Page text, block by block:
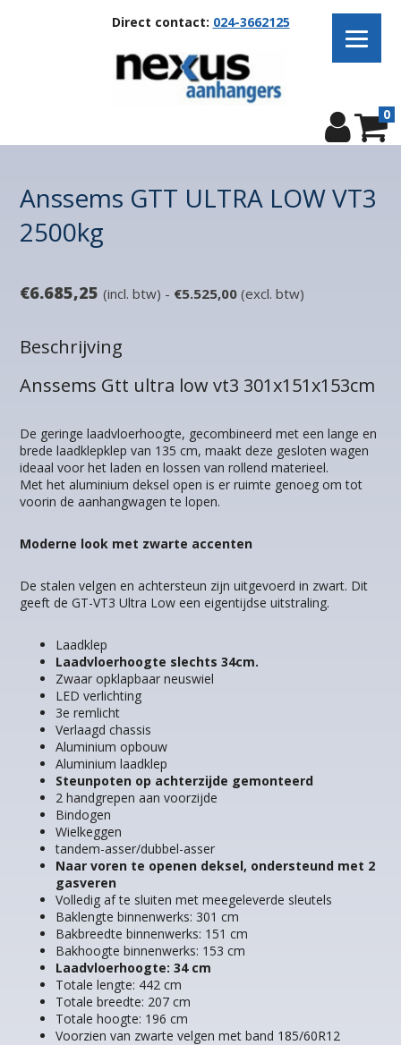
Direct contact: 024-3662125
0
Anssems GTT ULTRA LOW VT3
2500kg
€6.685,25 (incl. btw) - €5.525,00 (excl. btw)
Beschrijving
Anssems Gtt ultra low vt3 301x151x153cm
De geringe laadvloerhoogte, gecombineerd met een lange en
brede laadklepklep van 135 cm, maakt deze gesloten wagen
ideaal voor het laden en lossen van rollend materieel.
Met het aluminium deksel open is er ruimte genoeg om tot
voorin de aanhangwagen te lopen.
Moderne look met zwarte accenten
De stalen velgen en achtersteun zijn uitgevoerd in zwart. Dit
geeft de GT-VT3 Ultra Low een eigentijdse uitstraling.
Laadklep
Laadvloerhoogte slechts 34cm.
Zwaar opklapbaar neuswiel
LED verlichting
3e remlicht
Verlaagd chassis
Aluminium opbouw
Aluminium laadklep
Steunpoten op achterzijde gemonteerd
2 handgrepen aan voorzijde
Bindogen
Wielkeggen
tandem-asser/dubbel-asser
Naar voren te openen deksel, ondersteund met 2
gasveren
Volledig af te sluiten met meegeleverde sleutels
Baklengte binnenwerks: 301 cm
Bakbreedte binnenwerks: 151 cm
Bakhoogte binnenwerks: 153 cm
Laadvloerhoogte: 34 cm
Totale lengte: 442 cm
Totale breedte: 207 cm
Totale hoogte: 196 cm
Voorzien van zwarte velgen met band 185/60R12